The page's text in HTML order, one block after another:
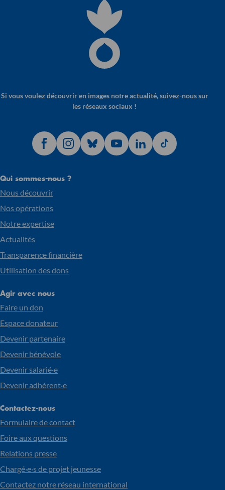
Si vous voulez découvrir en images notre actualité, suivez-nous sur
les réseaux sociaux !
Qui sommes-nous ?
Nous découvrir
Nos opérations
Notre expertise
Actualités
Transparence financière
Utilisation des dons
Agir avec nous
Faire un don
Espace donateur
Devenir partenaire
Devenir bénévole
Devenir salarié·e
Devenir adhérent·e
Contactez-nous
Formulaire de contact
Foire aux questions
Relations presse
Chargé·e·s de projet jeunesse
Contactez notre réseau international